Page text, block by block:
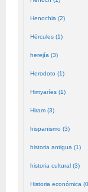
Henochia (2)
Hércules (1)
herejía (3)
Herodoto (1)
Himyaríes (1)
Hiram (3)
hispanismo (3)
historia antigua (1)
historia cultural (3)
Historia económica